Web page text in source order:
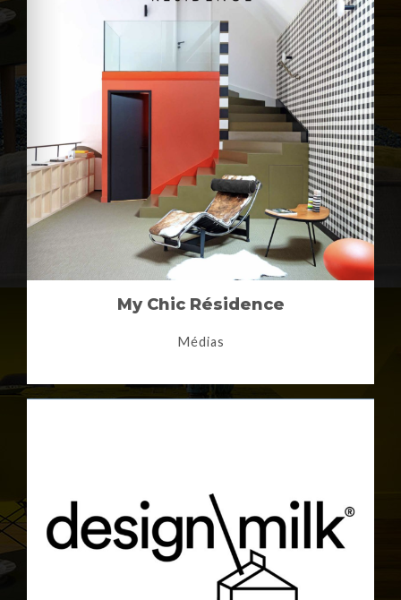
My Chic Résidence
Médias